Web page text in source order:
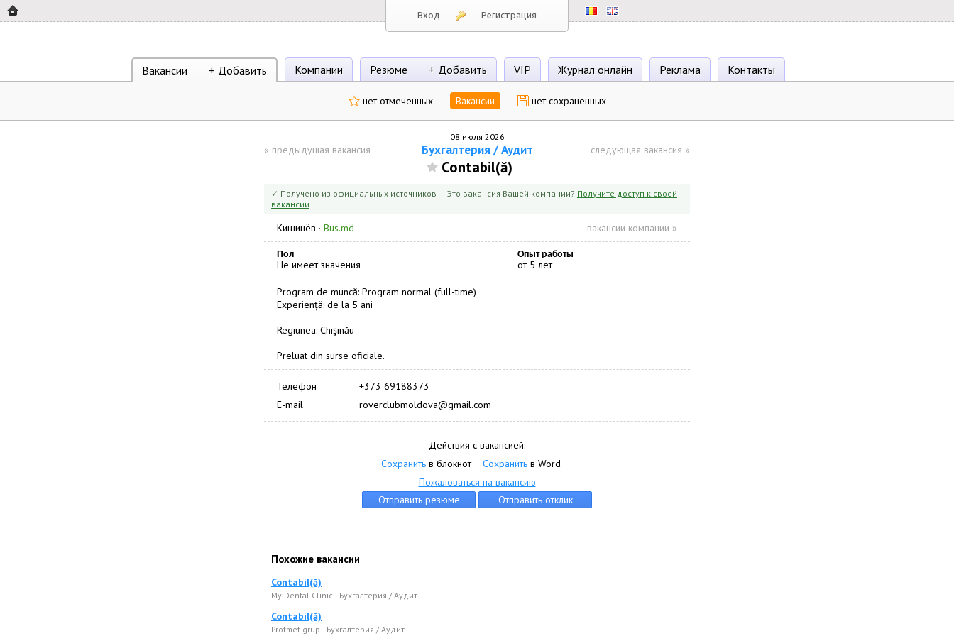
Вход Регистрация
Вакансии + Добавить Компании Резюме + Добавить VIP Журнал онлайн Реклама Контакты
нет отмеченных Вакансии нет сохраненных
08 июля 2026
« предыдущая вакансия Бухгалтерия / Аудит следующая вакансия »
Contabil(ă)
✓ Получено из официальных источников · Это вакансия Вашей компании? Получите доступ к своей
вакансии
Кишинёв · Bus.md вакансии компании »
Пол Опыт работы
Не имеет значения от 5 лет
Program de muncă: Program normal (full-time)
Experiență: de la 5 ani
Regiunea: Chişinău
Preluat din surse oficiale.
Телефон
+373 69188373
E-mail
roverclubmoldova@gmail.com
Действия с вакансией:
Сохранить в блокнот Сохранить в Word
Пожаловаться на вакансию
Похожие вакансии
Contabil(ă)
My Dental Clinic · Бухгалтерия / Аудит
Contabil(ă)
Profmet grup · Бухгалтерия / Аудит